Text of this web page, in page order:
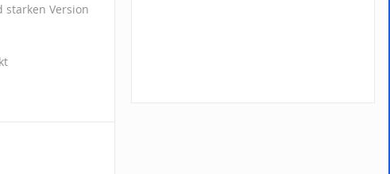
starken Version